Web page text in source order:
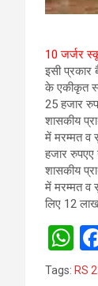
10 जर्जर
इसी
के एकीकृत
25 हजार
शासकीय
में मरम्मत व
हजार रुपएए
शासकीय
में मरम्मत व
लिए 12
W
h
Tags: RS